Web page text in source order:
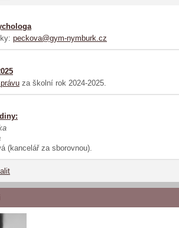
peckova@gym-nymburk.cz
za školní rok 2024-2025.
(kancelář za sborovnou).